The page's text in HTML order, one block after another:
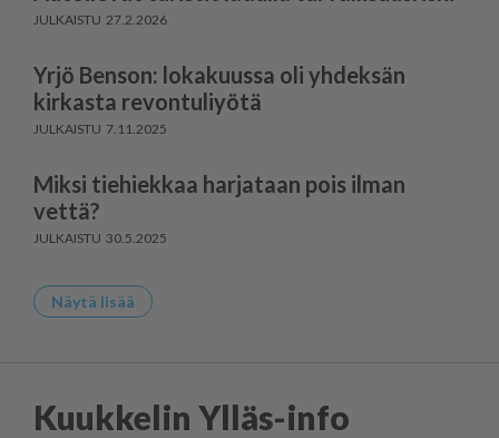
27.2.2026
Yrjö Benson: lokakuussa oli yhdeksän
kirkasta revontuliyötä
7.11.2025
Miksi tiehiekkaa harjataan pois ilman
vettä?
30.5.2025
Näytä lisää
Kuukkelin Ylläs-info